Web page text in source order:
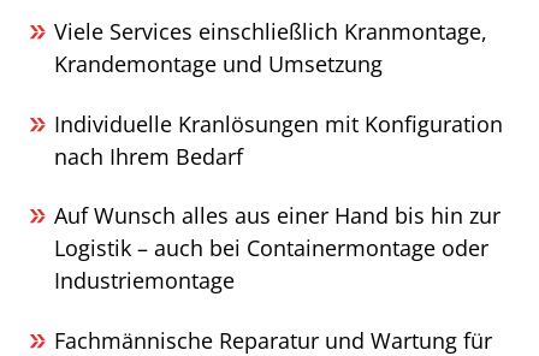
Viele Services einschließlich Kranmontage,
Krandemontage und Umsetzung
Individuelle Kranlösungen mit Konfiguration
nach Ihrem Bedarf
Auf Wunsch alles aus einer Hand bis hin zur
Logistik – auch bei Containermontage oder
Industriemontage
Fachmännische Reparatur und Wartung für